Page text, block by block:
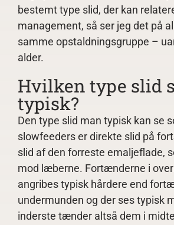
bestemt type slid, der kan
management, så ser jeg det på
samme opstaldningsgruppe –
alder.
Hvilken type slid
typisk?
Den type slid man typisk kan se
slowfeeders er direkte slid på
slid af den forreste emaljeflade,
mod læberne. Fortænderne i
angribes typisk hårdere end
undermunden og der ses typisk
inderste tænder altså dem i